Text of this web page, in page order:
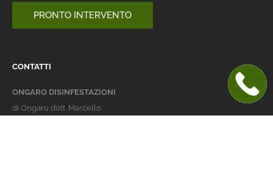
PRONTO INTERVENTO
CONTATTI
ONGARO DISINFESTAZIONI
di Ongaro dott. Marcello